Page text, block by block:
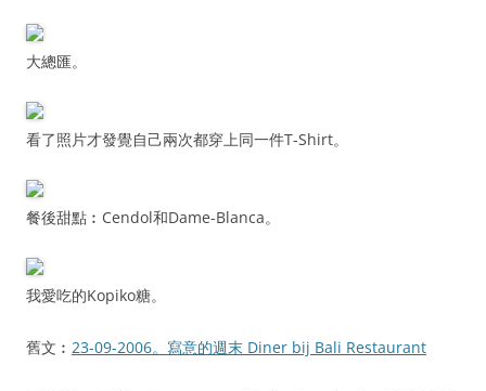
大總匯。
看了照片才發覺自己兩次都穿上同一件T-Shirt。
餐後甜點︰Cendol和Dame-Blanca。
我愛吃的Kopiko糖。
舊文︰ 23-09-2006。寫意的週末 Diner bij Bali Restaurant